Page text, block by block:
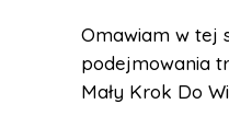
Omawiam w tej
podejmowania
Mały Krok Do